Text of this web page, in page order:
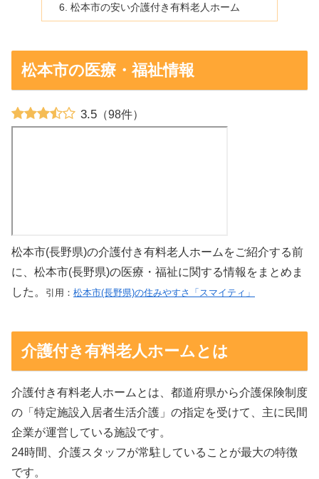
松本市の安い介護付き有料老人ホーム
松本市の医療・福祉情報
3.5（98件）
松本市(長野県)の介護付き有料老人ホームをご紹介する前
に、松本市(長野県)の医療・福祉に関する情報をまとめま
した。
引用： 松本市(長野県)の住みやすさ「スマイティ」
介護付き有料老人ホームとは
介護付き有料老人ホームとは、都道府県から介護保険制度
の「特定施設入居者生活介護」の指定を受けて、主に民間
企業が運営している施設です。
24時間、介護スタッフが常駐していることが最大の特徴
です。